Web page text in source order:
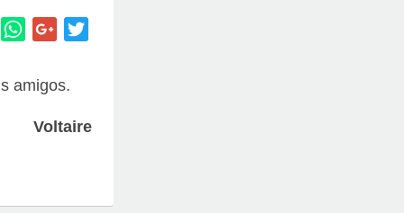
amigos.
Voltaire